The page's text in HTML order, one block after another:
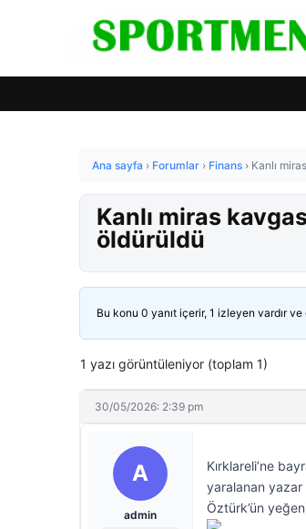
Ana sayfa › Forumlar › Finans › Kanlı
Kanlı miras
öldürüldü
Bu konu 0 yanıt içerir, 1 izleyen vardır ve
1 yazı görüntüleniyor (toplam 1)
30/05/2026: 2:39 pm
A
admin
Kırklareli’ne
yaralanan yazar
Öztürk’ün